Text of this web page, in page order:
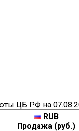
ЦБ РФ на
RUB
Продажа (руб.)